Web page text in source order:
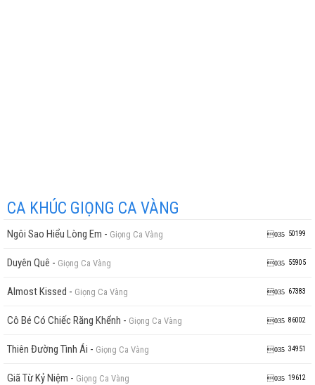
CA KHÚC GIỌNG CA VÀNG
Ngôi Sao Hiểu Lòng Em - Giọng Ca Vàng 50199
Duyên Quê - Giọng Ca Vàng 55905
Almost Kissed - Giọng Ca Vàng 67383
Cô Bé Có Chiếc Răng Khểnh - Giọng Ca Vàng 86002
Thiên Đường Tình Ái - Giọng Ca Vàng 34951
Giã Từ Kỷ Niệm - Giọng Ca Vàng 19612